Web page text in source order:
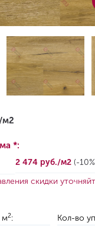
м2
*:
2 474 руб./м2 (-
скидки
м2: Кол-во